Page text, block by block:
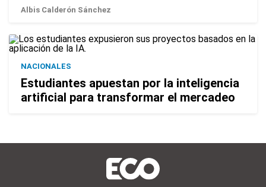
Albis Calderón Sánchez
NACIONALES
Estudiantes apuestan por la inteligencia
artificial para transformar el mercadeo